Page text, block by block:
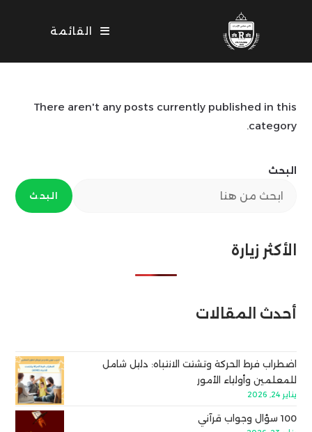
القائمة
There aren't any posts currently published in this
category.
البحث
البحث
الأكثر زيارة
أحدث المقالات
اضطراب فرط الحركة وتشتت الانتباه: دليل شامل
للمعلمين وأولياء الأمور
يناير 24, 2026
100 سؤال وجواب قرآني